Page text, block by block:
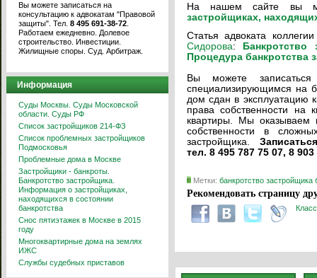
Вы можете записаться на
консультацию к адвокатам "Правовой
защиты". Тел. 8 495 691-38-72
Работаем ежедневно. Долевое
строительство. Инвестиции.
Жилищные споры. Суд. Арбитраж.
Информация
Суды Москвы. Суды Московской
области. Суды РФ
Список застройщиков 214-ФЗ
Список проблемных застройщиков
Подмосковья
Проблемные дома в Москве
Застройщики - банкроты.
Банкротство застройщика.
Информация о застройщиках,
находящихся в состоянии
банкротства
Снос пятиэтажек в Москве в 2015
году
Многоквартирные дома на землях
ИЖС
Службы судебных приставов
На нашем сайте вы
застройщиках,
Статья адвоката
Сидорова:
Процедура банкротства
Вы можете
специализирующимся на
дом сдан в эксплуатацию
права собственности
квартиры. Мы оказываем
собственности в
застройщика.
тел. 8 495 787 75 07, 8 903
Метки: банкротство застройщика
Рекомендовать страницу